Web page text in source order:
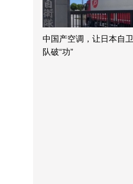
中国产空调，让日本自卫
队破“功”